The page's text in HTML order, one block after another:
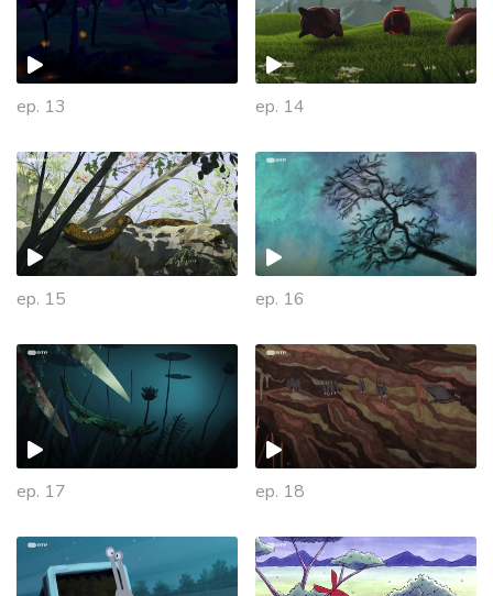
ep. 13 ep. 14
ep. 15 ep. 16
ep. 17 ep. 18